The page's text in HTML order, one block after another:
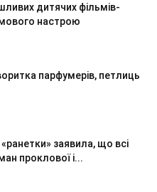
дитячих фільмів-
настрою
парфумерів, петлиць
«ранетки» заявила, що всі
проклової і...